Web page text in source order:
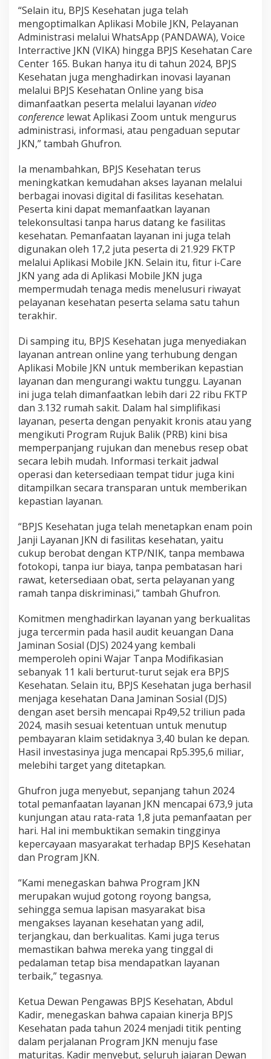
“Selain itu, BPJS Kesehatan juga telah
mengoptimalkan Aplikasi Mobile JKN, Pelayanan
Administrasi melalui WhatsApp (PANDAWA), Voice
Interractive JKN (VIKA) hingga BPJS Kesehatan Care
Center 165. Bukan hanya itu di tahun 2024, BPJS
Kesehatan juga menghadirkan inovasi layanan
melalui BPJS Kesehatan Online yang bisa
dimanfaatkan peserta melalui layanan video
conference lewat Aplikasi Zoom untuk mengurus
administrasi, informasi, atau pengaduan seputar
JKN,” tambah Ghufron.
Ia menambahkan, BPJS Kesehatan terus
meningkatkan kemudahan akses layanan melalui
berbagai inovasi digital di fasilitas kesehatan.
Peserta kini dapat memanfaatkan layanan
telekonsultasi tanpa harus datang ke fasilitas
kesehatan. Pemanfaatan layanan ini juga telah
digunakan oleh 17,2 juta peserta di 21.929 FKTP
melalui Aplikasi Mobile JKN. Selain itu, fitur i-Care
JKN yang ada di Aplikasi Mobile JKN juga
mempermudah tenaga medis menelusuri riwayat
pelayanan kesehatan peserta selama satu tahun
terakhir.
Di samping itu, BPJS Kesehatan juga menyediakan
layanan antrean online yang terhubung dengan
Aplikasi Mobile JKN untuk memberikan kepastian
layanan dan mengurangi waktu tunggu. Layanan
ini juga telah dimanfaatkan lebih dari 22 ribu FKTP
dan 3.132 rumah sakit. Dalam hal simplifikasi
layanan, peserta dengan penyakit kronis atau yang
mengikuti Program Rujuk Balik (PRB) kini bisa
memperpanjang rujukan dan menebus resep obat
secara lebih mudah. Informasi terkait jadwal
operasi dan ketersediaan tempat tidur juga kini
ditampilkan secara transparan untuk memberikan
kepastian layanan.
“BPJS Kesehatan juga telah menetapkan enam poin
Janji Layanan JKN di fasilitas kesehatan, yaitu
cukup berobat dengan KTP/NIK, tanpa membawa
fotokopi, tanpa iur biaya, tanpa pembatasan hari
rawat, ketersediaan obat, serta pelayanan yang
ramah tanpa diskriminasi,” tambah Ghufron.
Komitmen menghadirkan layanan yang berkualitas
juga tercermin pada hasil audit keuangan Dana
Jaminan Sosial (DJS) 2024 yang kembali
memperoleh opini Wajar Tanpa Modifikasian
sebanyak 11 kali berturut-turut sejak era BPJS
Kesehatan. Selain itu, BPJS Kesehatan juga berhasil
menjaga kesehatan Dana Jaminan Sosial (DJS)
dengan aset bersih mencapai Rp49,52 triliun pada
2024, masih sesuai ketentuan untuk menutup
pembayaran klaim setidaknya 3,40 bulan ke depan.
Hasil investasinya juga mencapai Rp5.395,6 miliar,
melebihi target yang ditetapkan.
Ghufron juga menyebut, sepanjang tahun 2024
total pemanfaatan layanan JKN mencapai 673,9 juta
kunjungan atau rata-rata 1,8 juta pemanfaatan per
hari. Hal ini membuktikan semakin tingginya
kepercayaan masyarakat terhadap BPJS Kesehatan
dan Program JKN.
“Kami menegaskan bahwa Program JKN
merupakan wujud gotong royong bangsa,
sehingga semua lapisan masyarakat bisa
mengakses layanan kesehatan yang adil,
terjangkau, dan berkualitas. Kami juga terus
memastikan bahwa mereka yang tinggal di
pedalaman tetap bisa mendapatkan layanan
terbaik,” tegasnya.
Ketua Dewan Pengawas BPJS Kesehatan, Abdul
Kadir, menegaskan bahwa capaian kinerja BPJS
Kesehatan pada tahun 2024 menjadi titik penting
dalam perjalanan Program JKN menuju fase
maturitas. Kadir menyebut, seluruh jajaran Dewan